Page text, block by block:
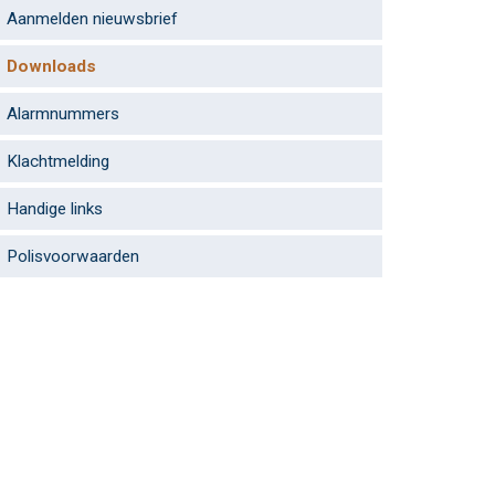
Aanmelden nieuwsbrief
Downloads
Alarmnummers
Klachtmelding
Handige links
Polisvoorwaarden